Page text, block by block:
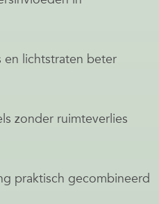
en lichtstraten beter
zonder ruimteverlies
praktisch gecombineerd